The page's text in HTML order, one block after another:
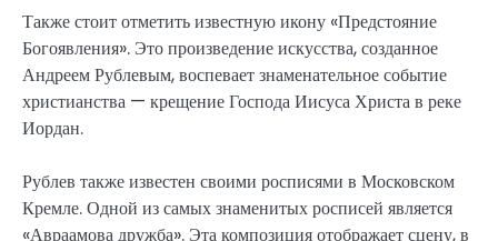
Также стоит отметить известную икону «Предстояние
Богоявления». Это произведение искусства, созданное
Андреем Рублевым, воспевает знаменательное событие
христианства — крещение Господа Иисуса Христа в реке
Иордан.
Рублев также известен своими росписями в Московском
Кремле. Одной из самых знаменитых росписей является
«Авраамова дружба». Эта композиция отображает сцену, в